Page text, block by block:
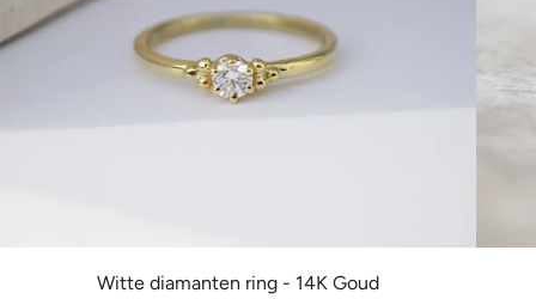
Witte diamanten ring - 14K Goud